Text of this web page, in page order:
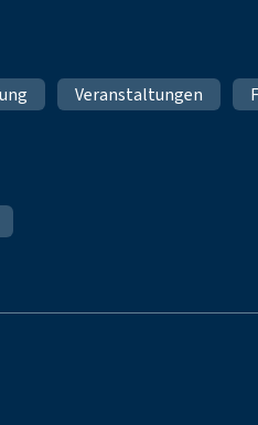
Veranstaltungen